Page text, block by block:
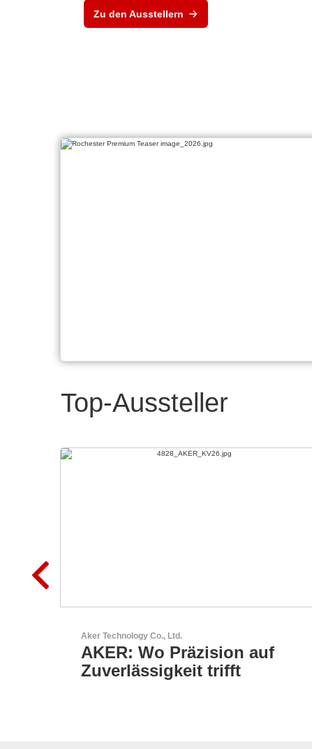
Zu den Ausstellern
Top-Aussteller
Esseti Srl
Ihr Partner für High-Tech-
Leiterplatten